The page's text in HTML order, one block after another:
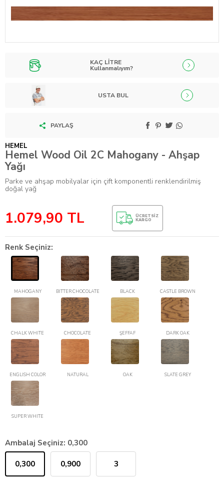
KAÇ LİTRE
Kullanmalıyım?
USTA BUL
PAYLAŞ
HEMEL
Hemel Wood Oil 2C Mahogany - Ahşap
Yağı
Parke ve ahşap mobilyalar için çift komponentli renklendirilmiş
doğal yağ
1.079,90 TL ÜCRETSIZ
KARGO
Renk Seçiniz:
MAHOGANY BITTER CHOCOLATE BLACK CASTLE BROWN
CHALK WHITE CHOCOLATE ŞEFFAF DARK OAK
ENGLISH COLOR NATURAL OAK SLATE GREY
SUPER WHITE
Ambalaj Seçiniz: 0,300
0,300 0,900 3